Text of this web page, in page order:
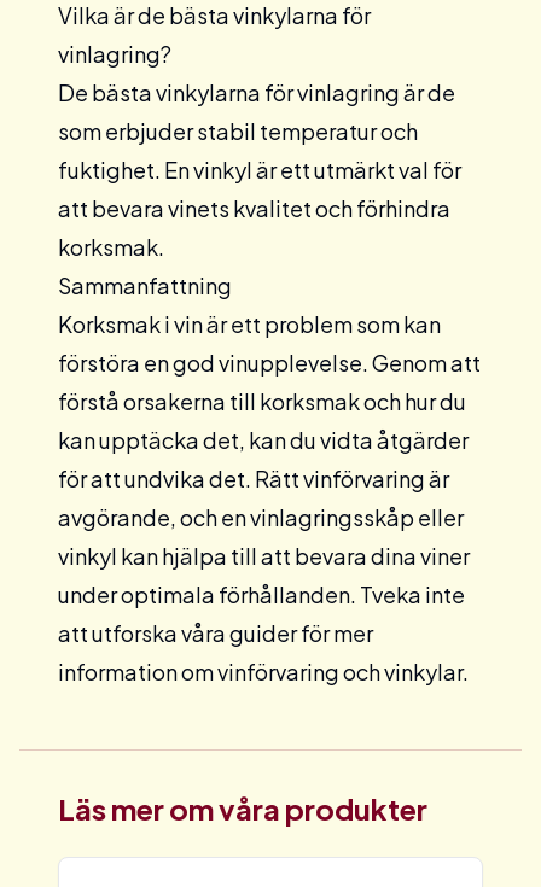
Vilka är de bästa vinkylarna för
vinlagring?
De bästa vinkylarna för vinlagring är de
som erbjuder stabil temperatur och
fuktighet. Envinkylär ett utmärkt val för
att bevara vinets kvalitet och förhindra
korksmak.
Sammanfattning
Korksmak i vin är ett problem som kan
förstöra en god vinupplevelse. Genom att
förstå orsakerna till korksmak och hur du
kan upptäcka det, kan du vidta åtgärder
för att undvika det. Rätt vinförvaring är
avgörande, och envinlagringsskåp eller
vinkyl kan hjälpa till att bevara dina viner
under optimala förhållanden. Tveka inte
att utforska våra guider för mer
information om vinförvaring och vinkylar.
Läs mer om våra produkter